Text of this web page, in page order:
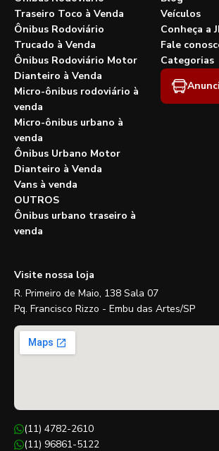
Traseiro Toco à Venda
Ônibus Rodoviário
Trucado à Venda
Ônibus Rodoviário Motor
Dianteiro à Venda
Micro-ônibus rodoviário à
venda
Micro-ônibus urbano à
venda
Ônibus Urbano Motor
Dianteiro à Venda
Vans à venda
OUTROS
Ônibus urbano traseiro à
venda
Veículos
Conheça a
Fale
Categorias
Visite nossa loja
R. Primeiro de Maio, 138 Sala 07
Pq. Francisco Rizzo - Embu das Artes/SP
(11) 4782-2610
(11) 96861-5122